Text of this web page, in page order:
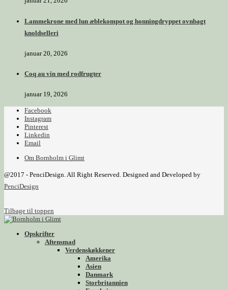
Lammekrone med lun æblekompot og honningdryppet ovnbagt
knoldselleri
januar 20, 2026
Coq au vin med rodfrugter
januar 19, 2026
Facebook
Instagram
Pinterest
Linkedin
Email
Om Bornholm i Glimt
@2017 - PenciDesign. All Right Reserved. Designed and Developed by
PenciDesign
Tilbage til toppen
Opskrifter
Aftensmad
Verdenskøkkener
Amerika
Asien
Danmark
Storbritannien